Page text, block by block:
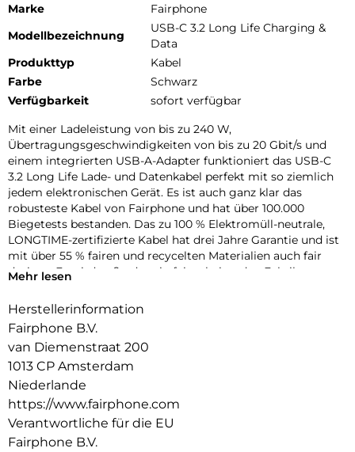
Marke
Fairphone
Modellbezeichnung
USB-C 3.2 Long Life Charging &
Data
Produkttyp
Kabel
Farbe
Schwarz
Verfügbarkeit
sofort verfügbar
Mit einer Ladeleistung von bis zu 240 W,
Übertragungsgeschwindigkeiten von bis zu 20 Gbit/s und
einem integrierten USB-A-Adapter funktioniert das USB-C
3.2 Long Life Lade- und Datenkabel perfekt mit so ziemlich
jedem elektronischen Gerät. Es ist auch ganz klar das
robusteste Kabel von Fairphone und hat über 100.000
Biegetests bestanden. Das zu 100 % Elektromüll-neutrale,
LONGTIME-zertifizierte Kabel hat drei Jahre Garantie und ist
mit über 55 % fairen und recycelten Materialien auch fair
designt. Es wird außerdem in fair arbeitenden Fabriken
Fabrikpersonal und wird zu 100 % mit grüner Energie
Mehr lesen
Herstellerinformation
Fairphone B.V.
van Diemenstraat 200
1013 CP Amsterdam
Niederlande
https://www.fairphone.com
Verantwortliche für die EU
Fairphone B.V.